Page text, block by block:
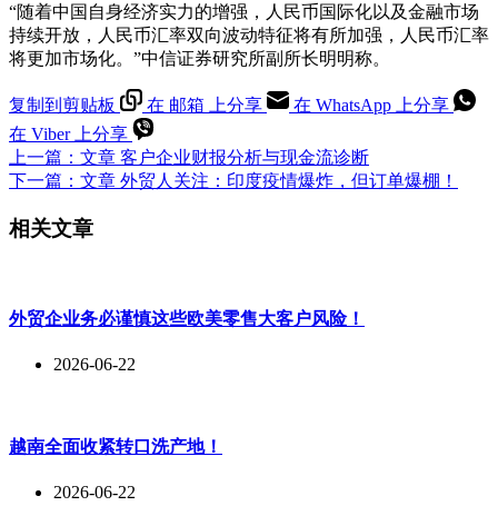
“随着中国自身经济实力的增强，人民币国际化以及金融市场
持续开放，人民币汇率双向波动特征将有所加强，人民币汇率
将更加市场化。”中信证券研究所副所长明明称。
复制到剪贴板 在 邮箱 上分享
在 WhatsApp 上分享
在 Viber 上分享
上一篇： 文章 客户企业财报分析与现金流诊断
下一篇： 文章 外贸人关注：印度疫情爆炸，但订单爆棚！
相关文章
外贸企业务必谨慎这些欧美零售大客户风险！
2026-06-22
越南全面收紧转口洗产地！
2026-06-22